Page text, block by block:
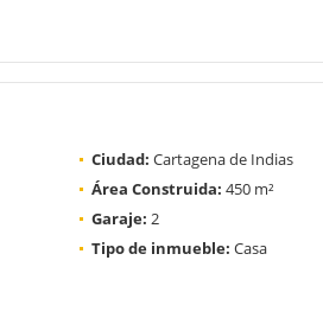
Ciudad: Cartagena de Indias
Área Construida: 450 m²
Garaje: 2
Tipo de inmueble: Casa